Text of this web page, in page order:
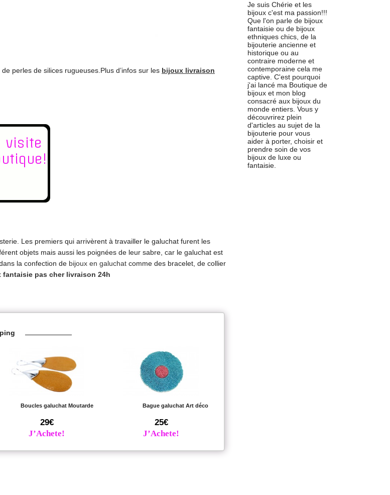
perles de silices rugueuses.Plus d’infos sur les bijoux livraison
Les premiers qui arrivèrent à travailler le galuchat furent les
objets mais aussi les poignées de leur sabre, car le galuchat est
la confection de bijoux en galuchat comme des bracelet, de collier
fantaisie pas cher livraison 24h
Boucles galuchat Moutarde
29€
J’Achete!
Bague galuchat Art déco
25€
J’Achete!
Je suis Chérie et les
bijoux c'est ma passion!!!
Que l'on parle de bijoux
fantaisie ou de bijoux
ethniques chics, de la
bijouterie ancienne et
historique ou au
contraire moderne et
contemporaine cela me
captive. C'est pourquoi
j'ai lancé ma Boutique de
bijoux et mon blog
consacré aux bijoux du
monde entiers. Vous y
découvrirez plein
d'articles au sujet de la
bijouterie pour vous
aider à porter, choisir et
prendre soin de vos
bijoux de luxe ou
fantaisie.